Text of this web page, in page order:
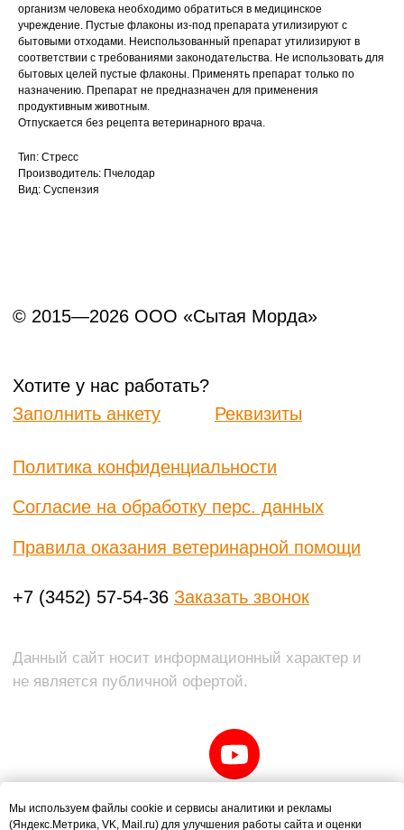
организм человека необходимо обратиться в медицинское
учреждение. Пустые флаконы из-под препарата утилизируют с
бытовыми отходами. Неиспользованный препарат утилизируют в
соответствии с требованиями законодательства. Не использовать для
бытовых целей пустые флаконы. Применять препарат только по
назначению. Препарат не предназначен для применения
продуктивным животным.
Отпускается без рецепта ветеринарного врача.
Тип: Стресс
Производитель: Пчелодар
Вид: Суспензия
Мы используем файлы cookie и сервисы аналитики и рекламы
(Яндекс.Метрика, VK, Mail.ru) для улучшения работы сайта и оценки